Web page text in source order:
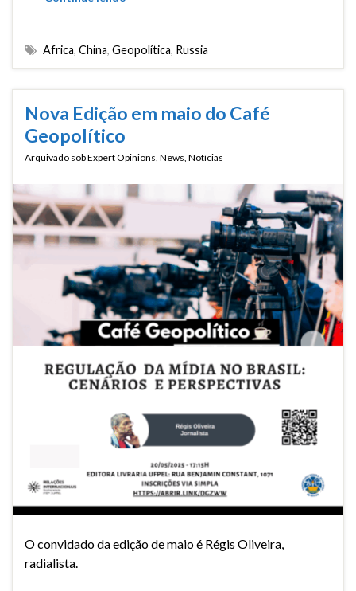
Africa, China, Geopolítica, Russia
Nova Edição em maio do Café
Geopolítico
Arquivado sobExpert Opinions, News, Notícias
O convidado da edição de maio é Régis Oliveira,
radialista.